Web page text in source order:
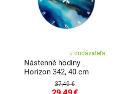
u dodávateľa
Nástenné hodiny
Horizon 342, 40 cm
37,49 €